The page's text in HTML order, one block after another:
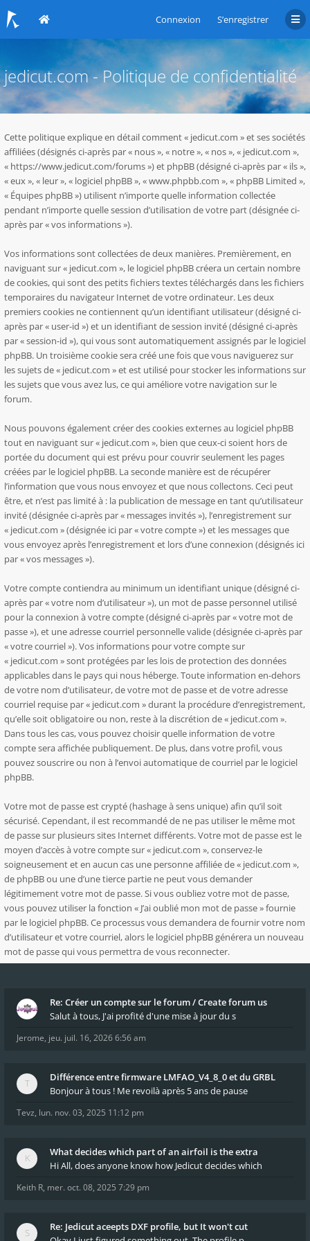
Connexion S’enregistrer
jedicut.com - Politique de confidentialité
Cette politique explique en détail comment « jedicut.com » et ses sociétés
affiliées (désignés ci-après par « nous », « notre », « nos », « jedicut.com »,
« https://www.jedicut.com/forums ») et phpBB (désigné ci-après par « ils »,
« eux », « leur », « logiciel phpBB », « www.phpbb.com », « phpBB Limited »,
« Équipes phpBB ») utilisent n’importe quelle information collectée
pendant n’importe quelle session d’utilisation de votre part (désignée ci-
après par « vos informations »).
Vos informations sont collectées de deux manières. Premièrement, en
naviguant sur « jedicut.com », le logiciel phpBB créera un certain nombre
de cookies, qui sont des petits fichiers textes téléchargés dans les fichiers
temporaires du navigateur Internet de votre ordinateur. Les deux
premiers cookies ne contiennent qu’un identifiant utilisateur (désigné ci-
après par « user-id ») et un identifiant de session invité (désigné ci-après
par « session-id »), qui vous sont automatiquement assignés par le logiciel
phpBB. Un troisième cookie sera créé une fois que vous naviguerez sur
les sujets de « jedicut.com » et est utilisé pour stocker les informations sur
les sujets que vous avez lus, ce qui améliore votre navigation sur le
forum.
Nous pouvons également créer des cookies externes au logiciel phpBB
tout en naviguant sur « jedicut.com », bien que ceux-ci soient hors de
portée du document qui est prévu pour couvrir seulement les pages
créées par le logiciel phpBB. La seconde manière est de récupérer
l’information que vous nous envoyez et que nous collectons. Ceci peut
être, et n’est pas limité à : la publication de message en tant qu’utilisateur
invité (désignée ci-après par « messages invités »), l’enregistrement sur
« jedicut.com » (désignée ici par « votre compte ») et les messages que
vous envoyez après l’enregistrement et lors d’une connexion (désignés ici
par « vos messages »).
Votre compte contiendra au minimum un identifiant unique (désigné ci-
après par « votre nom d’utilisateur »), un mot de passe personnel utilisé
pour la connexion à votre compte (désigné ci-après par « votre mot de
passe »), et une adresse courriel personnelle valide (désignée ci-après par
« votre courriel »). Vos informations pour votre compte sur
« jedicut.com » sont protégées par les lois de protection des données
applicables dans le pays qui nous héberge. Toute information en-dehors
de votre nom d’utilisateur, de votre mot de passe et de votre adresse
courriel requise par « jedicut.com » durant la procédure d’enregistrement,
qu’elle soit obligatoire ou non, reste à la discrétion de « jedicut.com ».
Dans tous les cas, vous pouvez choisir quelle information de votre
compte sera affichée publiquement. De plus, dans votre profil, vous
pouvez souscrire ou non à l’envoi automatique de courriel par le logiciel
phpBB.
Votre mot de passe est crypté (hashage à sens unique) afin qu’il soit
sécurisé. Cependant, il est recommandé de ne pas utiliser le même mot
de passe sur plusieurs sites Internet différents. Votre mot de passe est le
moyen d’accès à votre compte sur « jedicut.com », conservez-le
soigneusement et en aucun cas une personne affiliée de « jedicut.com »,
de phpBB ou une d’une tierce partie ne peut vous demander
légitimement votre mot de passe. Si vous oubliez votre mot de passe,
vous pouvez utiliser la fonction « J’ai oublié mon mot de passe » fournie
par le logiciel phpBB. Ce processus vous demandera de fournir votre nom
d’utilisateur et votre courriel, alors le logiciel phpBB générera un nouveau
mot de passe qui vous permettra de vous reconnecter.
Re: Créer un compte sur le forum / Create forum us
Salut à tous, J'ai profité d'une mise à jour du s
Jerome, jeu. juil. 16, 2026 6:56 am
Différence entre firmware LMFAO_V4_8_0 et du GRBL
Bonjour à tous ! Me revoilà après 5 ans de pause
Tevz, lun. nov. 03, 2025 11:12 pm
What decides which part of an airfoil is the extra
Hi All, does anyone know how Jedicut decides which
Keith R, mer. oct. 08, 2025 7:29 pm
Re: Jedicut aceepts DXF profile, but It won't cut